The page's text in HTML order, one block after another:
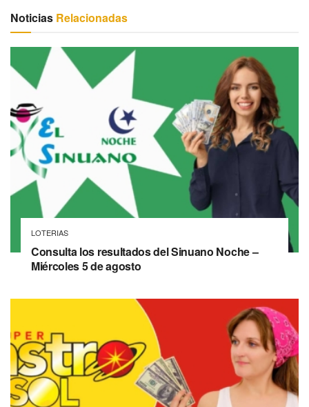
Noticias Relacionadas
LOTERIAS
Consulta los resultados del Sinuano Noche –
Miércoles 5 de agosto